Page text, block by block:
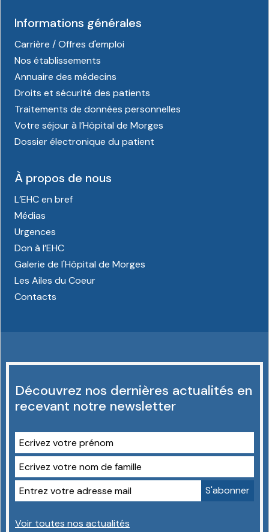
Informations générales
Carrière / Offres d'emploi
Nos établissements
Annuaire des médecins
Droits et sécurité des patients
Traitements de données personnelles
Votre séjour à l’Hôpital de Morges
Dossier électronique du patient
À propos de nous
L’EHC en bref
Médias
Urgences
Don à l’EHC
Galerie de l'Hôpital de Morges
Les Ailes du Coeur
Contacts
Découvrez nos dernières actualités en
recevant notre newsletter
Voir toutes nos actualités